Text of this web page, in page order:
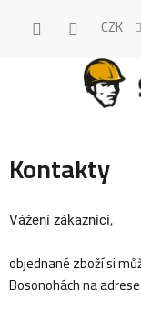
CZK
Kontakty
Vážení zákazníci,
objednané zboží si
Bosonohách na